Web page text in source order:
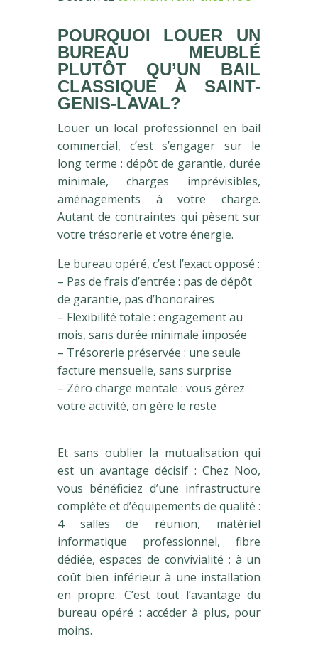
POURQUOI LOUER UN
BUREAU MEUBLÉ
PLUTÔT QU’UN BAIL
CLASSIQUE À SAINT-
GENIS-LAVAL?
Louer un local professionnel en bail
commercial, c’est s’engager sur le
long terme : dépôt de garantie, durée
minimale, charges imprévisibles,
aménagements à votre charge.
Autant de contraintes qui pèsent sur
votre trésorerie et votre énergie.
Le bureau opéré, c’est l’exact opposé :
– Pas de frais d’entrée : pas de dépôt
de garantie, pas d’honoraires
– Flexibilité totale : engagement au
mois, sans durée minimale imposée
– Trésorerie préservée : une seule
facture mensuelle, sans surprise
– Zéro charge mentale : vous gérez
votre activité, on gère le reste
Et sans oublier la mutualisation qui
est un avantage décisif : Chez Noo,
vous bénéficiez d’une infrastructure
complète et d’équipements de qualité :
4 salles de réunion, matériel
informatique professionnel, fibre
dédiée, espaces de convivialité ; à un
coût bien inférieur à une installation
en propre. C’est tout l’avantage du
bureau opéré : accéder à plus, pour
moins.